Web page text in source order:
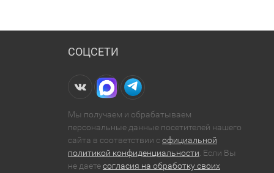
СОЦСЕТИ
Мы получаем и обрабатываем
персональные данные посетителей нашего
сайта в соответствии софициальной
политикой конфиденциальности . Если Вы
не даетесогласия на обработку своих